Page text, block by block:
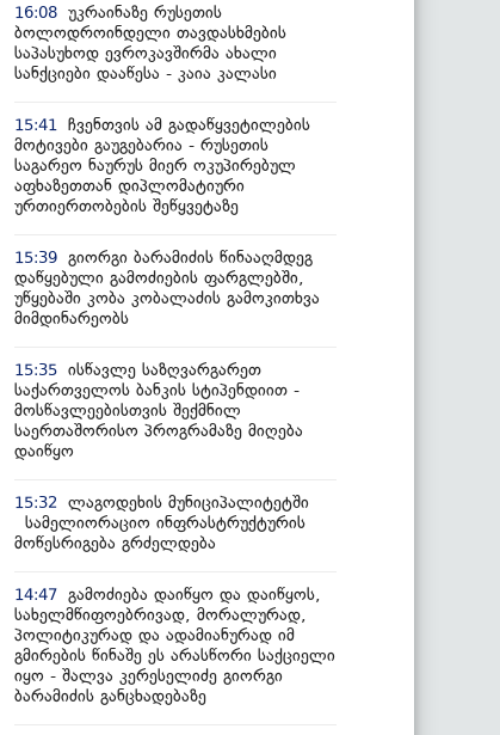
16:08 უკრაინაზე რუსეთის
ბოლოდროინდელი თავდასხმების
საპასუხოდ ევროკავშირმა ახალი
სანქციები დააწესა - კაია კალასი
15:41
ჩვენთვის ამ გადაწყვეტილების
მოტივები გაუგებარია - რუსეთის
საგარეო ნაურუს მიერ ოკუპირებულ
აფხაზეთთან დიპლომატიური
ურთიერთობების შეწყვეტაზე
15:39 გიორგი ბარამიძის წინააღმდეგ
დაწყებული გამოძიების ფარგლებში,
უწყებაში კობა კობალაძის გამოკითხვა
მიმდინარეობს
15:35 ისწავლე საზღვარგარეთ
საქართველოს ბანკის სტიპენდიით -
მოსწავლეებისთვის შექმნილ
საერთაშორისო პროგრამაზე მიღება
დაიწყო
15:32
ლაგოდეხის მუნიციპალიტეტში
სამელიორაციო ინფრასტრუქტურის
მოწესრიგება გრძელდება
14:47 გამოძიება დაიწყო და დაიწყოს,
სახელმწიფოებრივად, მორალურად,
პოლიტიკურად და ადამიანურად იმ
გმირების წინაშე ეს არასწორი საქციელი
იყო - შალვა კერესელიძე გიორგი
ბარამიძის განცხადებაზე